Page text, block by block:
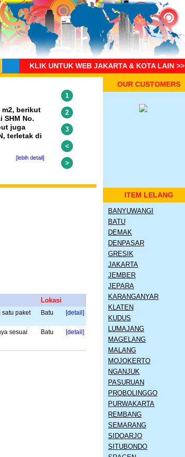
KLIK UNTUK WEB JAKARTA & KOTA LAIN >>
m2, berikut
SHM No.
juga
terletak di
[lebih detail]
1
2
3
<
>
Lokasi
satu paket
Batu [detail]
sesuai
Batu [detail]
OUR CUSTOMERS
ITEM LELANG
BANYUWANGI
BATU
DEMAK
DENPASAR
GRESIK
JAKARTA
JEMBER
JEPARA
KARANGANYAR
KLATEN
KUDUS
LUMAJANG
MAGELANG
MALANG
MOJOKERTO
NGANJUK
PASURUAN
PROBOLINGGO
PURWAKARTA
REMBANG
SEMARANG
SIDOARJO
SITUBONDO